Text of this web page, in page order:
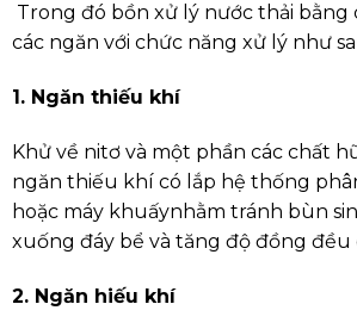
Trong đó bồn xử lý nước thải bằng
các ngăn với chức năng xử lý như
1. Ngăn thiếu khí
Khử về nitơ và một phần các chất
ngăn thiếu khí có lắp hệ thống
hoặc máy khuấynhằm tránh bùn
xuống đáy bể và tăng độ đồng đều
2. Ngăn hiếu khí